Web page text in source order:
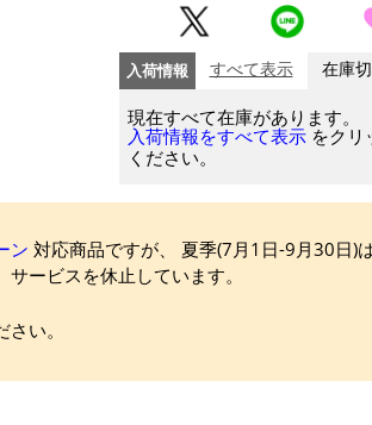
入荷情報 すべて表示 在庫
現在すべて在庫があります。
入荷情報をすべて表示 をクリ
ください。
ン 対応商品ですが、 夏季(7月1日-9月30日)は
ービスを休止しています。
い。